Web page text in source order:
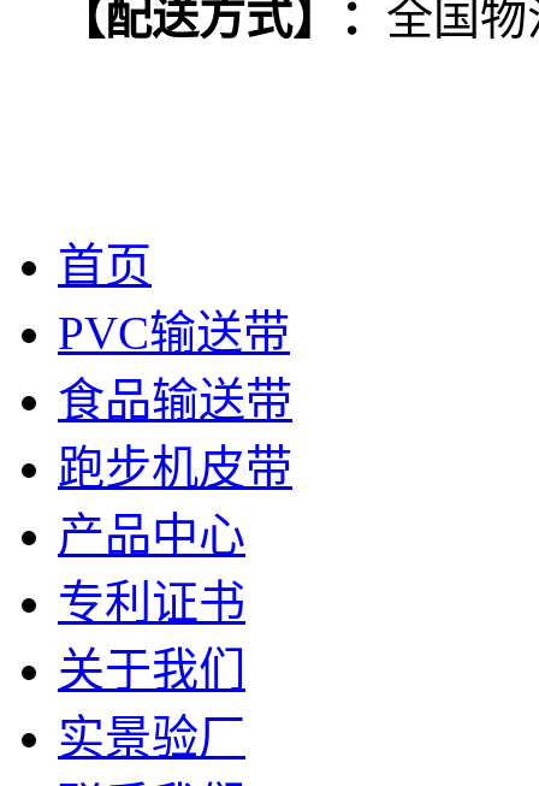
【配送方式】 ： 全国
首页
PVC输送带
食品输送带
跑步机皮带
产品中心
专利证书
关于我们
实景验厂